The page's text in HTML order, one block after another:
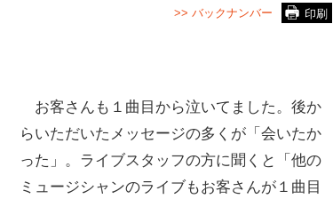
印刷
>> バックナンバー
お客さんも１曲目から泣いてました。後か
らいただいたメッセージの多くが「会いたか
った」。ライブスタッフの方に聞くと「他の
ミュージシャンのライブもお客さんが１曲目